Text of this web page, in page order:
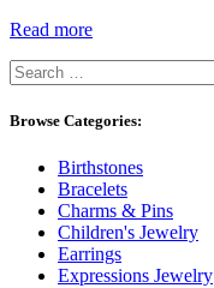
Read more
Search
for:
Browse Categories:
Birthstones
Bracelets
Charms & Pins
Children's Jewelry
Earrings
Expressions Jewelry